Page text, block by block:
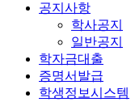
공지사항
학사공지
일반공지
학자금대출
증명서발급
학생정보시스템